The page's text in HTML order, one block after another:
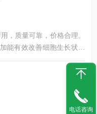
，质量可靠，价格合理。
能有效改善细胞生长状态
优质培养液，适合各类细
电话咨询